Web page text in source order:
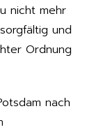
nicht mehr
und
Ordnung
nach